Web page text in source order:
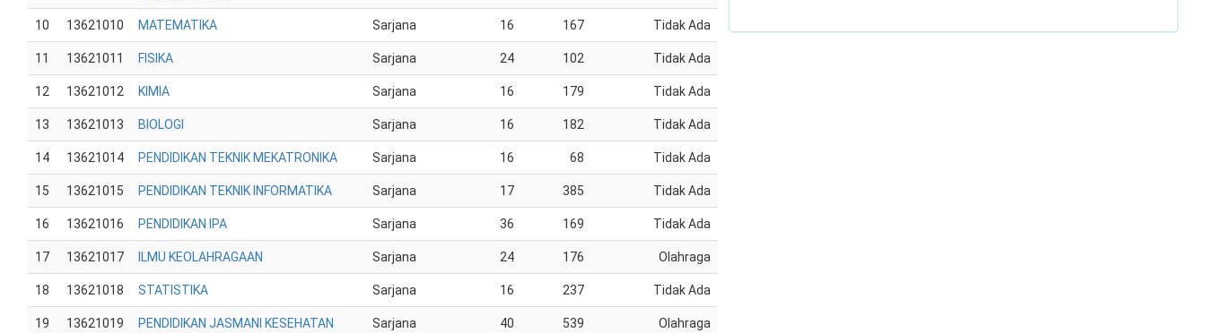
10 13621010 MATEMATIKA Sarjana 16 167 Tidak Ada
11 13621011 FISIKA Sarjana 24 102 Tidak Ada
12 13621012 KIMIA Sarjana 16 179 Tidak Ada
13 13621013 BIOLOGI Sarjana 16 182 Tidak Ada
14 13621014 PENDIDIKAN TEKNIK MEKATRONIKA Sarjana 16 68 Tidak Ada
15 13621015 PENDIDIKAN TEKNIK INFORMATIKA Sarjana 17 385 Tidak Ada
16 13621016 PENDIDIKAN IPA Sarjana 36 169 Tidak Ada
17 13621017 ILMU KEOLAHRAGAAN Sarjana 24 176 Olahraga
18 13621018 STATISTIKA Sarjana 16 237 Tidak Ada
19 13621019
PENDIDIKAN JASMANI KESEHATAN
Sarjana 40 539 Olahraga